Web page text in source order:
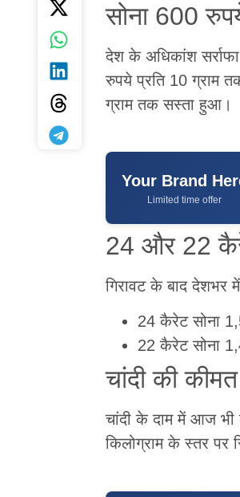
सोना 600
देश के अधिकांश
रुपये प्रति 10 ग्राम
ग्राम तक सस्ता हुआ।
Your Brand
Limited time offer
24 और 22
गिरावट के बाद देशभर
24 कैरेट सोना
22 कैरेट सोना
चांदी की
चांदी के दाम में आज भी
किलोग्राम के स्तर पर